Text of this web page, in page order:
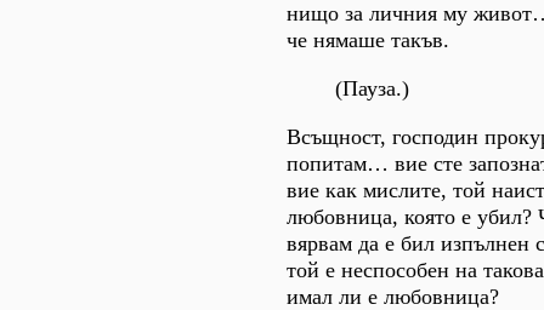
нищо за личния му
че нямаше такъв.
(Пауза.)
Всъщност, господин
попитам… вие сте
вие как мислите, той
любовница, която е убил?
вярвам да е бил изпълнен
той е неспособен на
имал ли е любовница?